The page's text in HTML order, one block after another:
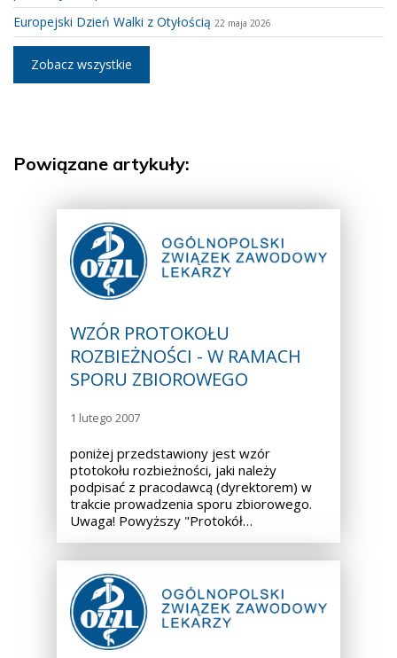
Europejski Dzień Walki z Otyłością 22 maja 2026
Zobacz wszystkie
Powiązane artykuły:
WZÓR PROTOKOŁU
ROZBIEŻNOŚCI - W RAMACH
SPORU ZBIOROWEGO
1 lutego 2007
poniżej przedstawiony jest wzór
ptotokołu rozbieżności, jaki należy
podpisać z pracodawcą (dyrektorem) w
trakcie prowadzenia sporu zbiorowego.
Uwaga! Powyższy "Protokół…